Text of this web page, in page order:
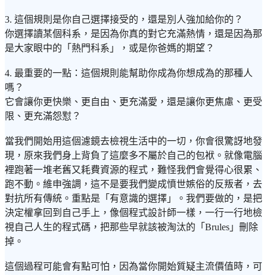
3. 這個規則是你自己選擇接受的，還是別人強加給你的？
你選擇讀某個科系，是因為你真的對它充滿熱情，還是因為那
是大家眼中的「熱門科系」，或是你爸媽的期望？
4. 最重要的一點：這個規則能幫助你成為你想成為的那種人
嗎？
它會讓你更快樂、更自由、更充滿愛，還是讓你更焦慮、更受
限、更充滿怨懟？
當我們開始用這個濾鏡去檢視生活中的一切，你會很驚訝地發
現，原來我們身上背負了這麼多不屬於自己的包袱。就像電腦
裡跑著一堆老舊又耗費資源的程式，難怪我們會覺得心很累、
跑不動。維申強調，這不是要我們變成憤世嫉俗的反叛者，去
對抗所有傳統。重點是「有意識的選擇」。我們要做的，是把
決定權拿回到自己手上，像個程式設計師一樣，一行一行地檢
視自己人生的程式碼，把那些早就該被淘汰的「Brules」刪除
掉。
這個過程可能會有點可怕，因為當你開始質疑主流價值時，可